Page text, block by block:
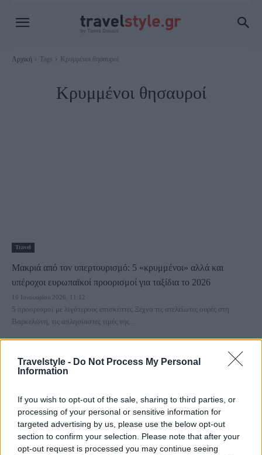
Travelstyle - Do Not Process My Personal
Information
If you wish to opt-out of the sale, sharing to third parties, or
processing of your personal or sensitive information for
targeted advertising by us, please use the below opt-out
section to confirm your selection. Please note that after your
opt-out request is processed you may continue seeing
Αρχική Tags Κρυμμένοι θησαυροί
Κρυμμένοι θησαυροί
Travel
Μακριά από τον υπερτουρισμό: 5 «κρυμμένοι» αλλά και
υπέροχοι ευρωπαϊκοί προορισμοί για ταξίδια το 2026
16 Ιανουαρίου 2026, 11:12
5 προορισμοί με λιγότερους επισκέπτες Ξέχνα τις ατελείωτες ουρές στη
Βαρκελώνη, τις απλησίαστες τιμές της...